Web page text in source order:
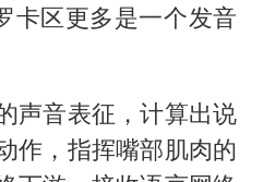
卡区更多是一个发音
声音表征，计算出说
作，指挥嘴部肌肉的